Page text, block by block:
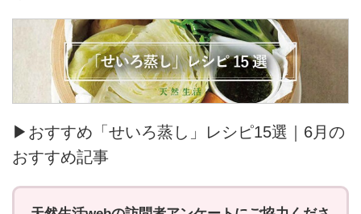
▶おすすめ「せいろ蒸し」レシピ15選｜6月の
おすすめ記事